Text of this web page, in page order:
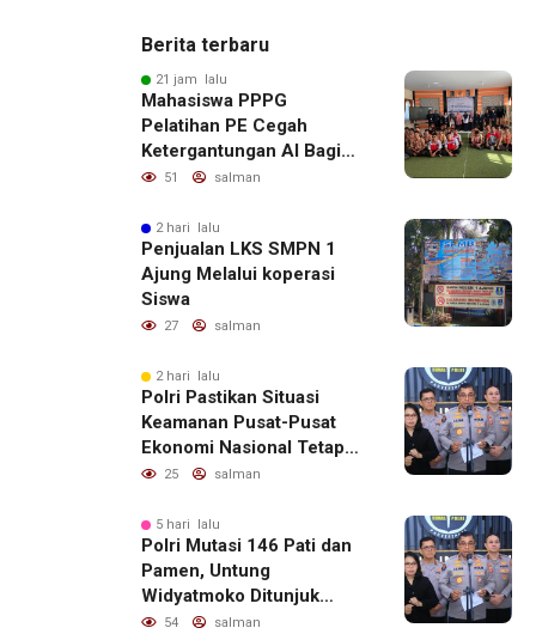
Berita terbaru
21 jam lalu
Mahasiswa PPPG
Pelatihan PE Cegah
Ketergantungan AI Bagi
51 salman
2 hari lalu
Penjualan LKS SMPN 1
Ajung Melalui koperasi
Siswa
27 salman
2 hari lalu
Polri Pastikan Situasi
Keamanan Pusat-Pusat
Ekonomi Nasional Tetap
Kondusif
25 salman
5 hari lalu
Polri Mutasi 146 Pati dan
Pamen, Untung
Widyatmoko Ditunjuk
sebagai Kadivhubinter
54 salman